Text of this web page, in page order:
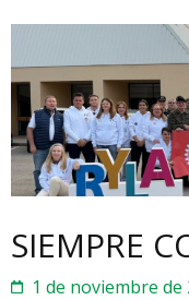
SIEMPRE
1 de noviembre de